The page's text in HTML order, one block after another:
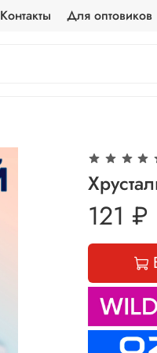
Контакты Для оптовиков
121 ₽